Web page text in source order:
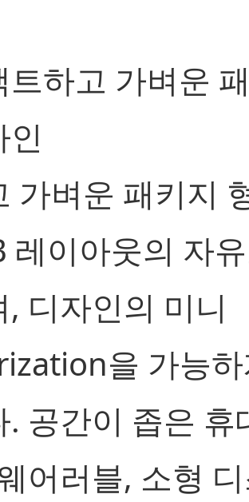
트하고 가벼운
인
가벼운 패키지
레이아웃의 자
, 디자인의 미니
을 가능
. 공간이 좁은 휴
어러블, 소형